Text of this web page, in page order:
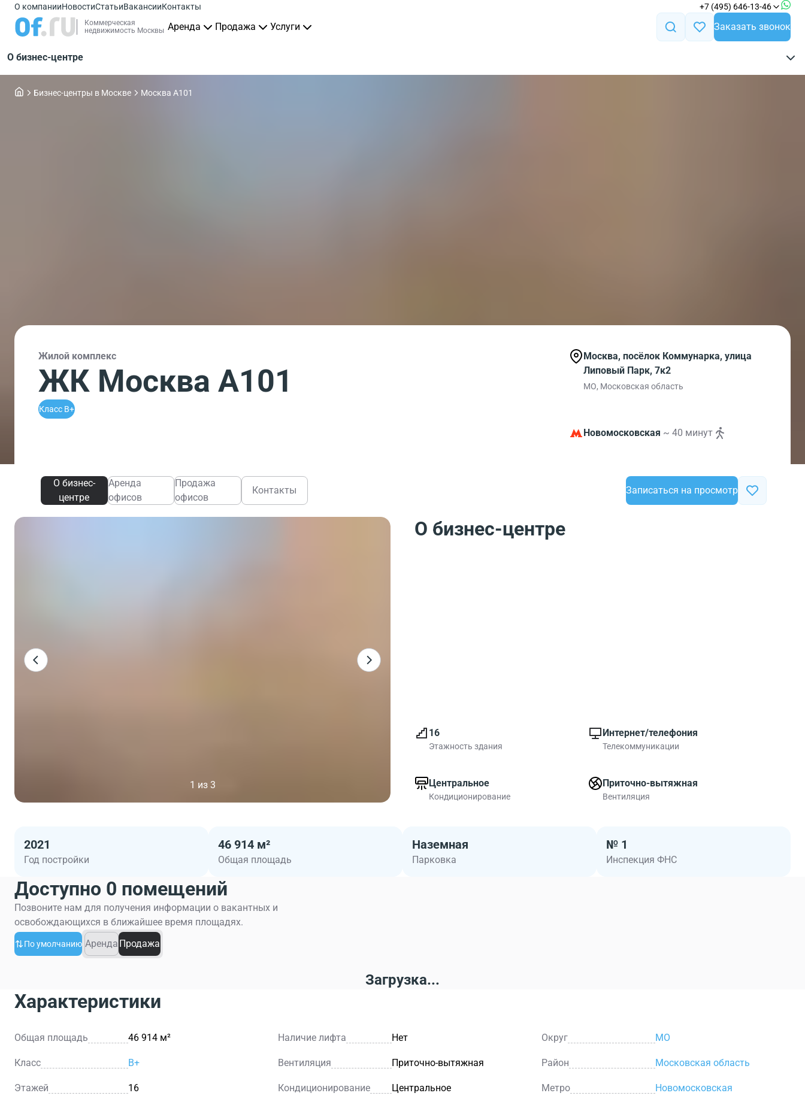
О компанииНовостиСтатьиВакансииКонтакты +7 (495) 646-13-46
Коммерческая
недвижимость Москвы Аренда Продажа Услуги Заказать звонок
О бизнес-центре
Бизнес-центры в Москве Москва А101
Жилой комплекс
ЖК Москва А101
Класс B+
Москва, посёлок Коммунарка, улица
Липовый Парк, 7к2
МО, Московская область
Новомосковская ~ 40 минут
О бизнес-
центре
Аренда
офисов
Продажа
офисов
Контакты Записаться на просмотр
1 из 3
О бизнес-центре
16
Этажность здания
Интернет/телефония
Телекоммуникации
Центральное
Кондиционирование
Приточно-вытяжная
Вентиляция
2021
Год постройки
46 914 м²
Общая площадь
Наземная
Парковка
№ 1
Инспекция ФНС
Доступно 0 помещений
Позвоните нам для получения информации о вакантных и
освобождающихся в ближайшее время площадях.
По умолчанию Аренда Продажа
Загрузка...
Характеристики
Общая площадь 46 914 м² Наличие лифта Нет Округ МО
Класс B+ Вентиляция Приточно-вытяжная Район Московская область
Этажей 16 Кондиционирование Центральное Метро Новомосковская